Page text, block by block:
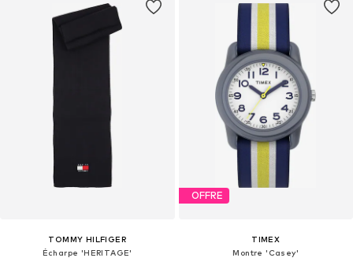
TOMMY HILFIGER
Écharpe 'HERITAGE'
OFFRE
TIMEX
Montre 'Casey'